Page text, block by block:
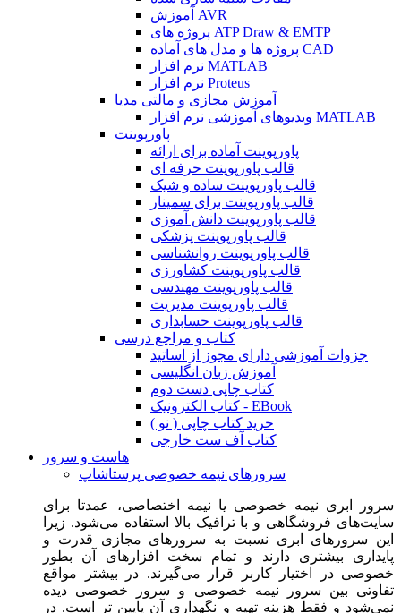
آموزش AVR
پروژه های ATP Draw & EMTP
پروژه ها و مدل های آماده CAD
نرم افزار MATLAB
نرم افزار Proteus
آموزش مجازی و مالتی مدیا
ویدیوهای آموزشی نرم افزار MATLAB
پاورپوینت
پاورپوینت آماده برای ارائه
قالب پاورپوینت حرفه ای
قالب پاورپوینت ساده و شیک
قالب پاورپوینت برای سمینار
قالب پاورپوینت دانش آموزی
قالب پاورپوینت پزشکی
قالب پاورپوینت روانشناسی
قالب پاورپوینت کشاورزی
قالب پاورپوینت مهندسی
قالب پاورپوینت مدیریت
قالب پاورپوینت حسابداری
کتاب و مراجع درسی
جزوات آموزشی دارای مجوز از اساتید
آموزش زبان انگلیسی
کتاب چاپی دست دوم
کتاب الکترونیک - EBook
خرید کتاب چاپی ( نو )
کتاب آف ست خارجی
هاست و سرور
سرورهای نیمه خصوصی پرستاشاپ
سرور ابری نیمه خصوصی یا نیمه اختصاصی، عمدتا برای
سایت‌های فروشگاهی و با ترافیک بالا استفاده می‌شود. زیرا
این سرورهای ابری نسبت به سرورهای مجازی قدرت و
پایداری بیشتری دارند و تمام سخت افزارهای آن بطور
خصوصی در اختیار کاربر قرار می‌گیرند. در بیشتر مواقع
تفاوتی بین سرور نیمه خصوصی و سرور خصوصی دیده
نمی‌شود و فقط هزینه تهیه و نگهداری آن پایین تر است. در